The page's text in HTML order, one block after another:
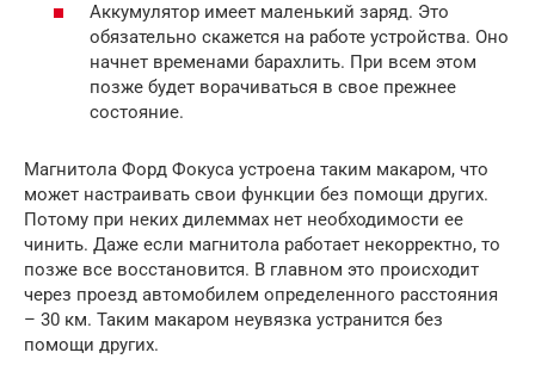
Аккумулятор имеет маленький заряд. Это
обязательно скажется на работе устройства. Оно
начнет временами барахлить. При всем этом
позже будет ворачиваться в свое прежнее
состояние.
Магнитола Форд Фокуса устроена таким макаром, что
может настраивать свои функции без помощи других.
Потому при неких дилеммах нет необходимости ее
чинить. Даже если магнитола работает некорректно, то
позже все восстановится. В главном это происходит
через проезд автомобилем определенного расстояния
– 30 км. Таким макаром неувязка устранится без
помощи других.